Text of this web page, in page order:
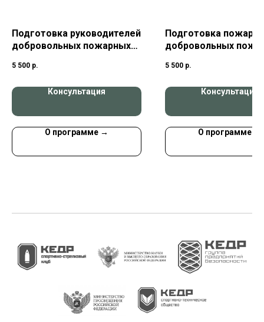
Подготовка руководителей
добровольных пожарных
5 500 р.
Консультация
О программе →
Подготовка
добровольных
5 500 р.
Консультация
О программе →